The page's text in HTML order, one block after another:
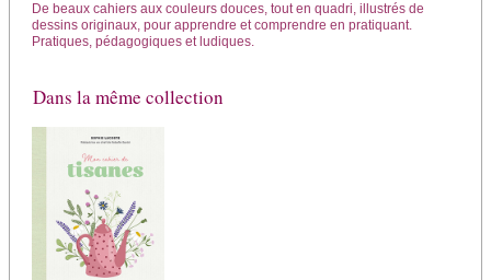
De beaux cahiers aux couleurs douces, tout en quadri, illustrés de
dessins originaux, pour apprendre et comprendre en pratiquant.
Pratiques, pédagogiques et ludiques.
Dans la même collection